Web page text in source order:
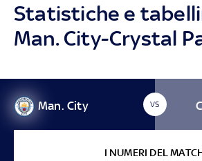
Statistiche e
Man. City-Crystal
Man. City VS
I NUMERI DEL